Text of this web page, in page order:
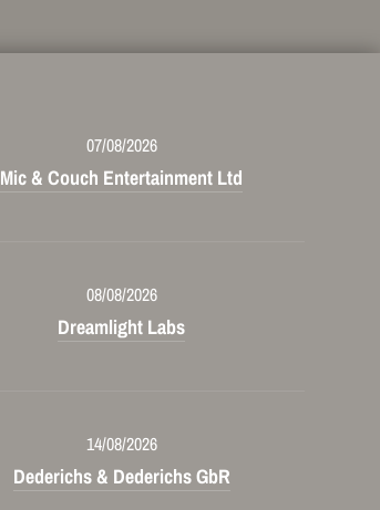
07/08/2026
Mic & Couch Entertainment Ltd
08/08/2026
Dreamlight Labs
14/08/2026
Dederichs & Dederichs GbR